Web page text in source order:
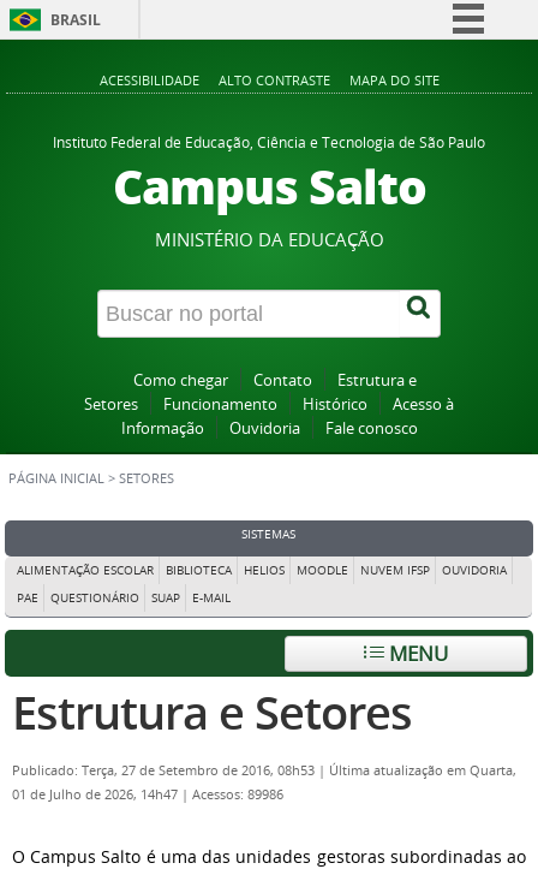
BRASIL
Comunica BR
Participe
Acesso à informação
Canais
ACESSIBILIDADE ALTO CONTRASTE MAPA DO SITE
Instituto Federal de Educação, Ciência e Tecnologia de São Paulo
Campus Salto
MINISTÉRIO DA EDUCAÇÃO
Como chegar Contato
Estrutura e
Setores
Funcionamento Histórico
Acesso à
Informação
Ouvidoria Fale conosco
PÁGINA INICIAL > SETORES
SISTEMAS
ALIMENTAÇÃO ESCOLAR BIBLIOTECA HELIOS MOODLE NUVEM IFSP
OUVIDORIA
PAE
QUESTIONÁRIO SUAP E-MAIL
MENU
Estrutura e Setores
Publicado: Terça, 27 de Setembro de 2016, 08h53 | Última atualização em Quarta,
01 de Julho de 2026, 14h47 | Acessos: 89986
O Campus Salto é uma das unidades gestoras subordinadas ao